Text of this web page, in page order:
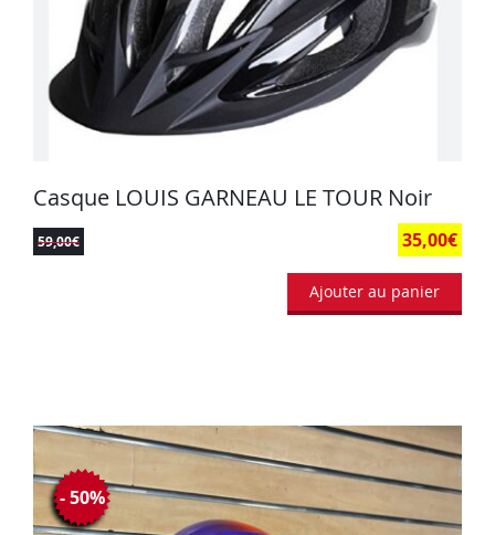
Casque LOUIS GARNEAU LE TOUR Noir
59,00€ 35,00€
Ajouter au panier
- 50%